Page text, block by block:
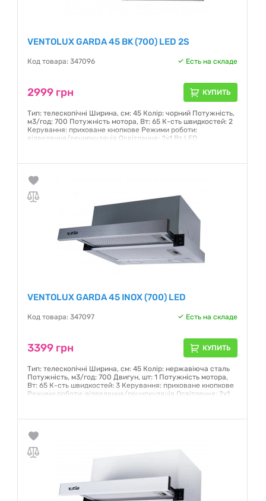
VENTOLUX GARDA 45 BK (700) LED 2S
Код товара: 347096 Есть на складе
2999 грн КУПИТЬ
Тип: телескопічні Ширина, см: 45 Колір: чорний Потужність,
м3/год: 700 Потужність мотора, Вт: 65 К-сть швидкостей: 2
Керування: приховане кнопкове Режими роботи:
відведення/рециркуляція Освітлення: 2х1 Вт LED
VENTOLUX GARDA 45 INOX (700) LED
Код товара: 347097 Есть на складе
3399 грн КУПИТЬ
Тип: телескопічні Ширина, см: 45 Колір: нержавіюча сталь
Потужність, м3/год: 700 Двигун, шт: 1 Потужність мотора,
Вт: 65 К-сть швидкостей: 3 Керування: приховане кнопкове
Режими роботи: відведення/рециркуляція Освітлення: 2х1
Гарантия:12 месяцев